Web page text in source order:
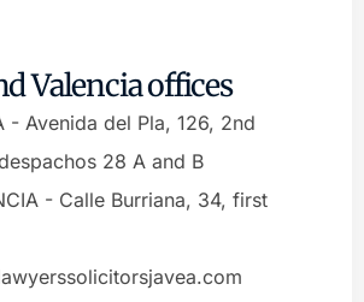
Valencia offices
- Avenida del Pla, 126, 2nd
28 A and B
- Calle Burriana, 34, first